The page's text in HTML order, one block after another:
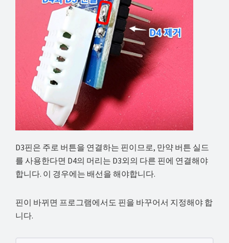
D3핀은 주로 버튼을 연결하는 핀이므로, 만약 버튼 실드
를 사용한다면 D4의 머리는 D3외의 다른 핀에 연결해야
합니다. 이 경우에는 배선을 해야합니다.
핀이 바뀌면 프로그램에서도 핀을 바꾸어서 지정해야 합
니다.